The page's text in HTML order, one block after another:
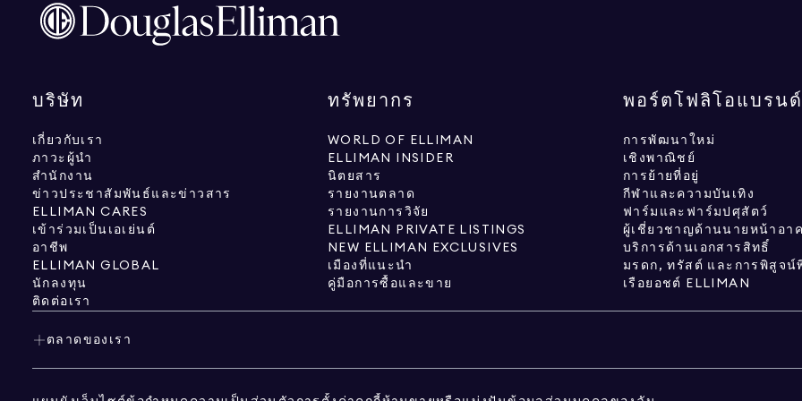
บริษัท
เกี่ยวกับเรา
ภาวะผู้นำ
สำนักงาน
ข่าวประชาสัมพันธ์และข่าวสาร
ELLIMAN CARES
เข้าร่วมเป็นเอเย่นต์
อาชีพ
ELLIMAN GLOBAL
นักลงทุน
ติดต่อเรา
ทรัพยากร
WORLD OF ELLIMAN
ELLIMAN INSIDER
นิตยสาร
รายงานตลาด
รายงานการวิจัย
ELLIMAN PRIVATE LISTINGS
NEW ELLIMAN EXCLUSIVES
เมืองที่แนะนำ
คู่มือการซื้อและขาย
พอร์ตโฟลิโอแบรนด์
การพัฒนาใหม่
เชิงพาณิชย์
การย้ายที่อยู่
กีฬาและความบันเทิง
ฟาร์มและฟาร์มปศุสัตว์
ผู้เชี่ยวชาญด้านนายหน้าอา
บริการด้านเอกสารสิทธิ์
มรดก, ทรัสต์ และการพิสูจน์
เรือยอชต์ ELLIMAN
ตลาดของเรา